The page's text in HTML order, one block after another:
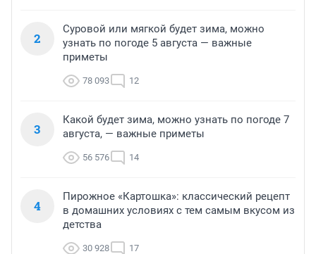
2
Суровой или мягкой будет зима, можно
узнать по погоде 5 августа — важные
приметы
78 093 12
3
Какой будет зима, можно узнать по погоде 7
августа, — важные приметы
56 576 14
4
Пирожное «Картошка»: классический рецепт
в домашних условиях с тем самым вкусом из
детства
30 928 17